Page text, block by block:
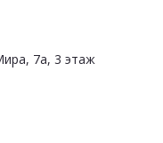
7а, 3 этаж